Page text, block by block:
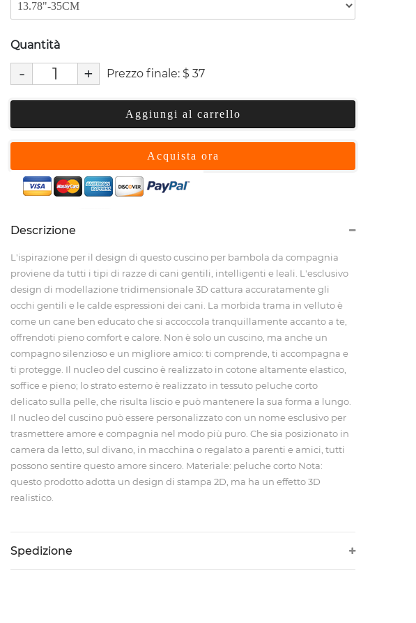
Quantità
- + Prezzo finale: $ 37
Aggiungi al carrello
Acquista ora
Descrizione
L'ispirazione per il design di questo cuscino per bambola da compagnia
proviene da tutti i tipi di razze di cani gentili, intelligenti e leali. L'esclusivo
design di modellazione tridimensionale 3D cattura accuratamente gli
occhi gentili e le calde espressioni dei cani. La morbida trama in velluto è
come un cane ben educato che si accoccola tranquillamente accanto a te,
offrendoti pieno comfort e calore. Non è solo un cuscino, ma anche un
compagno silenzioso e un migliore amico: ti comprende, ti accompagna e
ti protegge. Il nucleo del cuscino è realizzato in cotone altamente elastico,
soffice e pieno; lo strato esterno è realizzato in tessuto peluche corto
delicato sulla pelle, che risulta liscio e può mantenere la sua forma a lungo.
Il nucleo del cuscino può essere personalizzato con un nome esclusivo per
trasmettere amore e compagnia nel modo più puro. Che sia posizionato in
camera da letto, sul divano, in macchina o regalato a parenti e amici, tutti
possono sentire questo amore sincero. Materiale: peluche corto Nota:
questo prodotto adotta un design di stampa 2D, ma ha un effetto 3D
realistico.
Spedizione